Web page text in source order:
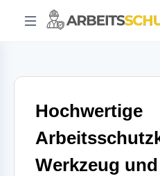
Hochwertige
Werkzeug